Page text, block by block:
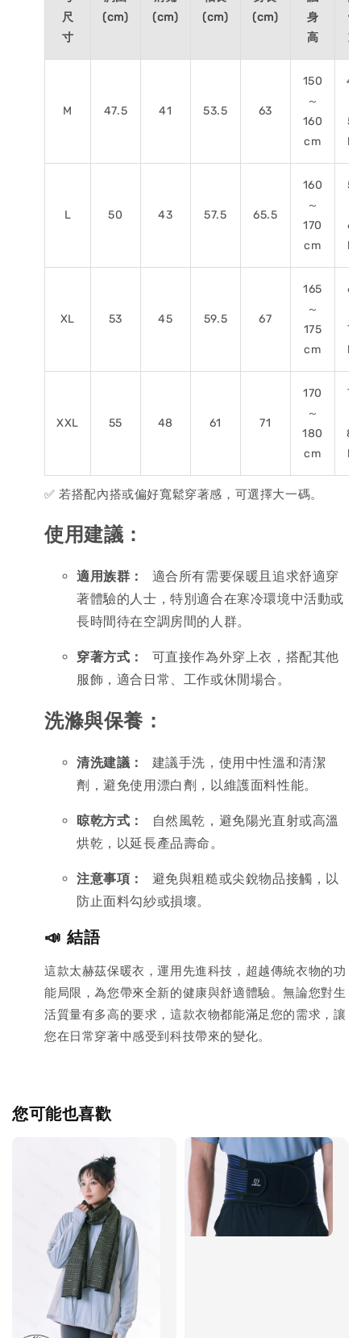
尺
寸
(cm)
(cm)
(cm)
(cm)
身
高
體
重
M 47.5 41 53.5 63
150
～
160
cm
45
55
kg
L 50 43 57.5 65.5
160
～
170
cm
55
65
kg
XL 53 45 59.5 67
165
～
175
cm
65
75
kg
XXL 55 48 61 71
170
～
180
cm
75
85
kg
✅ 若搭配內搭或偏好寬鬆穿著感，可選擇大一碼。
使用建議：
適用族群：
適合所有需要保暖且追求舒適穿
著體驗的人士，特別適合在寒冷環境中活動或
長時間待在空調房間的人群。
穿著方式：
可直接作為外穿上衣，搭配其他
服飾，適合日常、工作或休閒場合。
洗滌與保養：
清洗建議：
建議手洗，使用中性溫和清潔
劑，避免使用漂白劑，以維護面料性能。
晾乾方式：
自然風乾，避免陽光直射或高溫
烘乾，以延長產品壽命。
注意事項：
避免與粗糙或尖銳物品接觸，以
防止面料勾紗或損壞。
📣 結語
這款太赫茲保暖衣，運用先進科技，超越傳統衣物的功
能局限，為您帶來全新的健康與舒適體驗。無論您對生
活質量有多高的要求，這款衣物都能滿足您的需求，讓
您在日常穿著中感受到科技帶來的變化。
您可能也喜歡